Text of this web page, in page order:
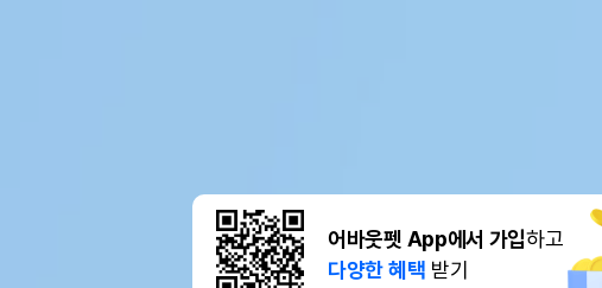
어바웃펫 App에서 가입하고
다양한 혜택 받기